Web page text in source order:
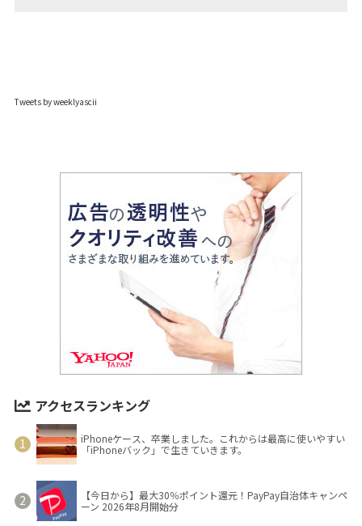
Tweets by weeklyascii
アクセスランキング
iPhoneケース、卒業しました。これからは最高に使いやすい
「iPhoneバック」で生きていきます。
【今日から】最大30％ポイント還元！PayPay自治体キャンペ
ーン 2026年8月開始分